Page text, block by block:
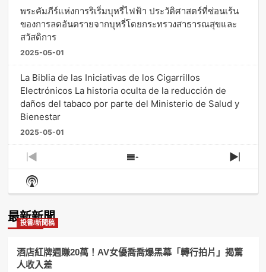
พระคัมภีร์แห่งการริเริ่มบุหรี่ไฟฟ้า ประวัติศาสตร์ที่ซ่อนเร้น
ของการลดอันตรายจากบุหรี่โดยกระทรวงสาธารณสุขและ
สวัสดิการ
2025-05-01
La Biblia de las Iniciativas de los Cigarrillos
Electrónicos La historia oculta de la reducción de
daños del tabaco por parte del Ministerio de Salud y
Bienestar
2025-05-01
Previous
Episode
Show
Episodes
Next
Show
Podcast
最新新聞
投書/新聞稿
酒店紅牌週賺20萬！AV女優喬喬爆黑幕「轉行拍片」揭驚
人收入差